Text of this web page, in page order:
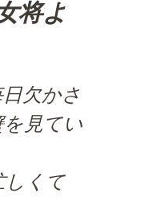
将よ
欠かさ
見てい
しくて